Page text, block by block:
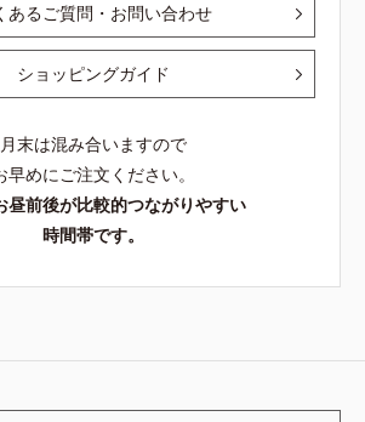
あるご質問・お問い合わせ
ショッピングガイド
月末は混み合いますので
早めにご注文ください。
昼前後が比較的つながりやすい
時間帯です。